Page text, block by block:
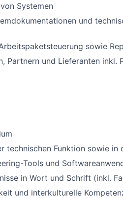
Systemen
und
sowie
Partnern und Lieferanten inkl.
technischen Funktion sowie
Tools und
in Wort und Schrift (inkl.
und interkulturelle